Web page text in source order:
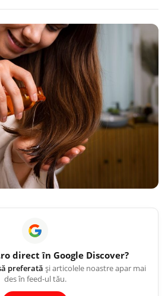
direct în Google Discover?
preferată și articolele noastre apar mai
des în feed-ul tău.